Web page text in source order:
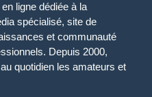
ligne dédiée à la
spécialisé, site de
et communauté
Depuis 2000,
quotidien les amateurs et